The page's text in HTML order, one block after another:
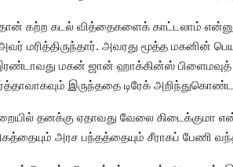
கற்ற கடல் வித்தைகளைக் காட்டலாம்
மரித்திருந்தார். அவரது மூத்த மகனின்
மகன் ஜான் ஹாக்கின்ஸ் பிளைமவுத்
இருந்ததை டிரேக்
தனக்கு ஏதாவது வேலை கிடைக்குமா
அரச பந்தத்தையும் சீராகப் பேணி